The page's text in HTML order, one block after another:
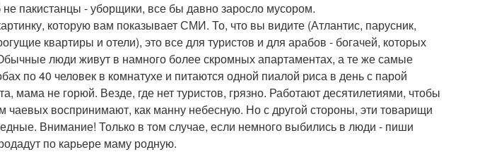
пакистанцы - уборщики, все бы давно заросло мусором.
которую вам показывает СМИ. То, что вы видите (Атлантис, парусник,
квартиры и отели), это все для туристов и для арабов - богачей, которых
люди живут в намного более скромных апартаментах, а те же самые
по 40 человек в комнатухе и питаются одной пиалой риса в день с парой
мама не горюй. Везде, где нет туристов, грязно. Работают десятилетиями, чтобы
чаевых воспринимают, как манну небесную. Но с другой стороны, эти товарищи
Внимание! Только в том случае, если немного выбились в люди - пиши
по карьере маму родную.